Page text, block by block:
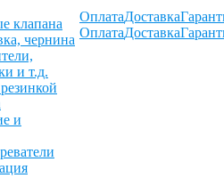
клапана
чернина
и т.д.
и
Оплата
Оплата
Доставка
Доставка